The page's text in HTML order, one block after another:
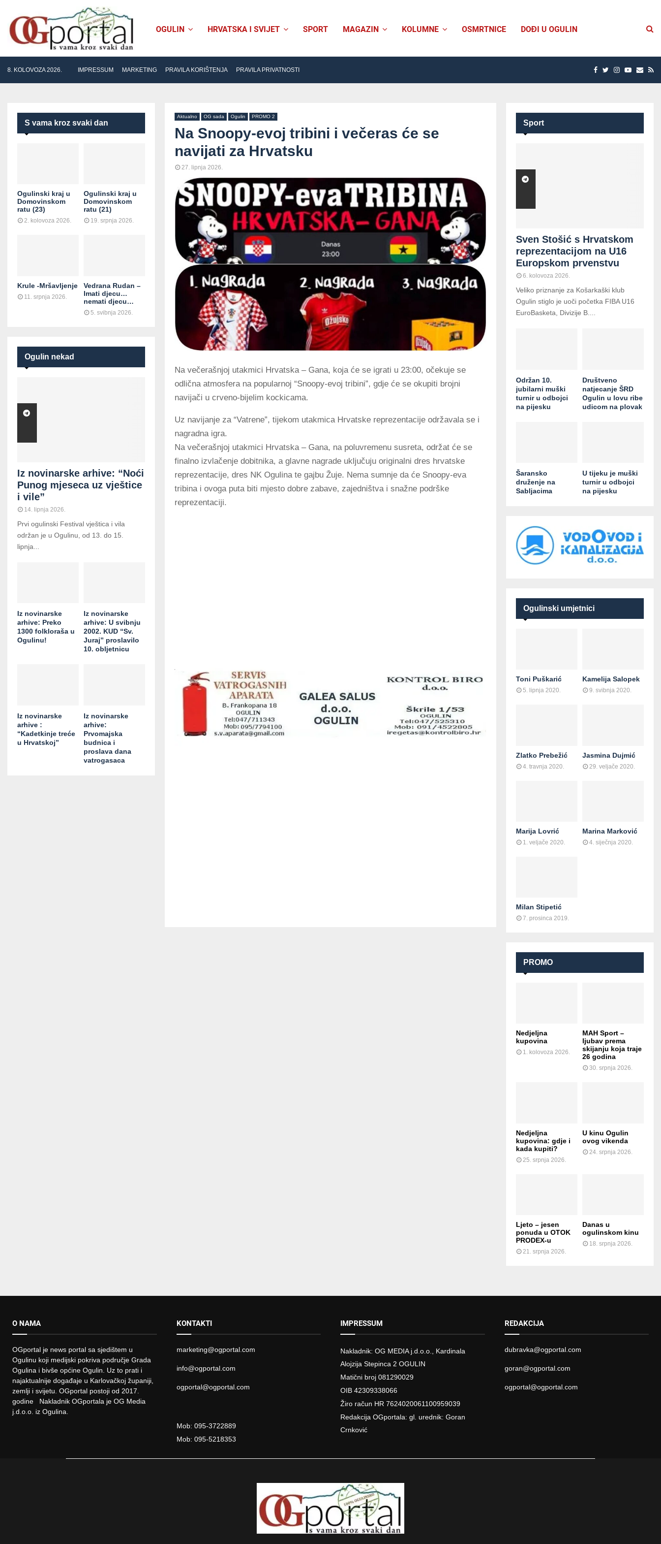
OGULIN HRVATSKA I SVIJET SPORT MAGAZIN KOLUMNE OSMRTNICE DOĐI U OGULIN
8. KOLOVOZA 2026. IMPRESSUM MARKETING PRAVILA KORIŠTENJA PRAVILA PRIVATNOSTI FACEBOOK
TWITTER
INSTAGRAM
Aktualno OG sada Ogulin PROMO 2
Na Snoopy-evoj tribini i večeras će se
navijati za Hrvatsku
27. lipnja 2026.
Na večerašnjoj utakmici Hrvatska – Gana, koja će se igrati u 23:00, očekuje se
odlična atmosfera na popularnoj “Snoopy-evoj tribini”, gdje će se okupiti brojni
navijači u crveno-bijelim kockicama.
Uz navijanje za “Vatrene”, tijekom utakmica Hrvatske reprezentacije održavala se i
nagradna igra.
Na večerašnjoj utakmici Hrvatska – Gana, na poluvremenu susreta, održat će se
finalno izvlačenje dobitnika, a glavne nagrade uključuju originalni dres hrvatske
reprezentacije, dres NK Ogulina te gajbu Žuje. Nema sumnje da će Snoopy-eva
tribina i ovoga puta biti mjesto dobre zabave, zajedništva i snažne podrške
reprezentaciji.
S vama kroz svaki dan
Ogulinski kraj u
Domovinskom
ratu (23)
2. kolovoza 2026.
Ogulinski kraj u
Domovinskom
ratu (21)
19. srpnja 2026.
Krule -Mršavljenje
11. srpnja 2026.
Vedrana Rudan –
Imati djecu…
nemati djecu…
5. svibnja 2026.
Ogulin nekad
Iz novinarske arhive: “Noći
Punog mjeseca uz vještice
i vile”
14. lipnja 2026.
Prvi ogulinski Festival vještica i vila
održan je u Ogulinu, od 13. do 15.
lipnja...
Iz novinarske
arhive: Preko
1300 folkloraša u
Ogulinu!
Iz novinarske
arhive: U svibnju
2002. KUD “Sv.
Juraj” proslavilo
10. obljetnicu
Iz novinarske
arhive :
“Kadetkinje treće
u Hrvatskoj”
Iz novinarske
arhive:
Prvomajska
budnica i
proslava dana
vatrogasaca
Sport
Sven Stošić s Hrvatskom
reprezentacijom na U16
Europskom prvenstvu
6. kolovoza 2026.
Veliko priznanje za Košarkaški klub
Ogulin stiglo je uoči početka FIBA U16
EuroBasketa, Divizije B....
Održan 10.
jubilarni muški
turnir u odbojci
na pijesku
Društveno
natjecanje ŠRD
Ogulin u lovu ribe
udicom na plovak
Šaransko
druženje na
Sabljacima
U tijeku je muški
turnir u odbojci
na pijesku
Ogulinski umjetnici
Toni Puškarić
5. lipnja 2020.
Kamelija Salopek
9. svibnja 2020.
Zlatko Prebežić
4. travnja 2020.
Jasmina Dujmić
29. veljače 2020.
Marija Lovrić
1. veljače 2020.
Marina Marković
4. siječnja 2020.
Milan Stipetić
7. prosinca 2019.
PROMO
Nedjeljna
kupovina
1. kolovoza 2026.
MAH Sport –
ljubav prema
skijanju koja traje
26 godina
30. srpnja 2026.
Nedjeljna
kupovina: gdje i
kada kupiti?
25. srpnja 2026.
U kinu Ogulin
ovog vikenda
24. srpnja 2026.
Ljeto – jesen
ponuda u OTOK
PRODEX-u
21. srpnja 2026.
Danas u
ogulinskom kinu
18. srpnja 2026.
O NAMA
OGportal je news portal sa sjedištem u
Ogulinu koji medijski pokriva područje Grada
Ogulina i bivše općine Ogulin. Uz to prati i
najaktualnije događaje u Karlovačkoj županiji,
zemlji i svijetu. OGportal postoji od 2017.
godine Nakladnik OGportala je OG Media
j.d.o.o. iz Ogulina.
KONTAKTI
marketing@ogportal.com
info@ogportal.com
ogportal@ogportal.com
Mob: 095-3722889
Mob: 095-5218353
IMPRESSUM
Nakladnik: OG MEDIA j.d.o.o., Kardinala
Alojzija Stepinca 2 OGULIN
Matični broj 081290029
OIB 42309338066
Žiro račun HR 7624020061100959039
Redakcija OGportala: gl. urednik: Goran
Crnković
REDAKCIJA
dubravka@ogportal.com
goran@ogportal.com
ogportal@ogportal.com